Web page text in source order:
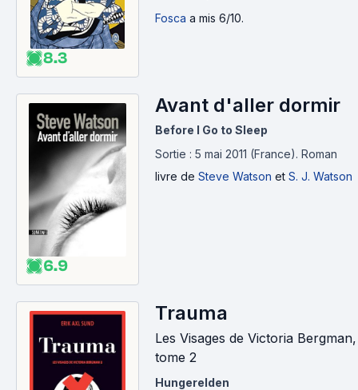
8.3
Fosca a mis 6/10.
6.9
Avant d'aller dormir
Before I Go to Sleep
Sortie : 5 mai 2011 (France). Roman
livre de Steve Watson et S. J. Watson
Trauma
Les Visages de Victoria Bergman,
tome 2
Hungerelden